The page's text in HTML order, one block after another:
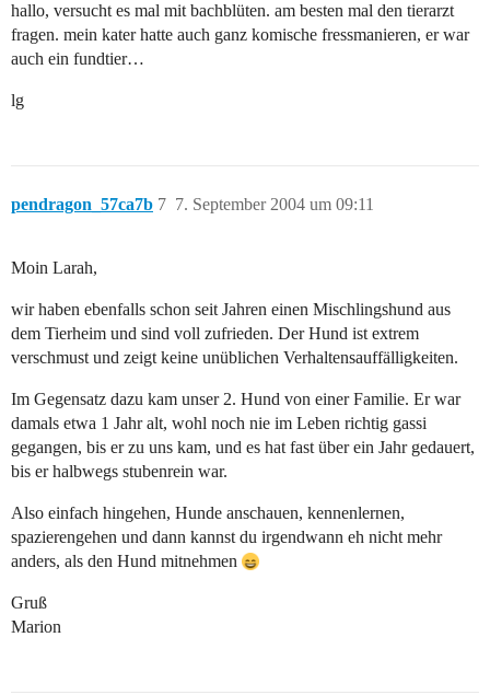
hallo, versucht es mal mit bachblüten. am besten mal den tierarzt
fragen. mein kater hatte auch ganz komische fressmanieren, er war
auch ein fundtier…
lg
pendragon_57ca7b 7. September 2004 um 09:11
7
Moin Larah,
wir haben ebenfalls schon seit Jahren einen Mischlingshund aus
dem Tierheim und sind voll zufrieden. Der Hund ist extrem
verschmust und zeigt keine unüblichen Verhaltensauffälligkeiten.
Im Gegensatz dazu kam unser 2. Hund von einer Familie. Er war
damals etwa 1 Jahr alt, wohl noch nie im Leben richtig gassi
gegangen, bis er zu uns kam, und es hat fast über ein Jahr gedauert,
bis er halbwegs stubenrein war.
Also einfach hingehen, Hunde anschauen, kennenlernen,
spazierengehen und dann kannst du irgendwann eh nicht mehr
anders, als den Hund mitnehmen
Gruß
Marion